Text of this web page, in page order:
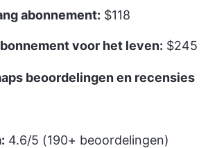
abonnement: $118
voor het leven: $245
beoordelingen en recensies
4.6/5 (190+ beoordelingen)